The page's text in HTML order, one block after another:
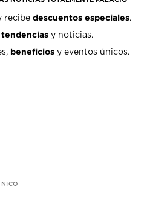
recibedescuentos especiales.
tendencias y noticias.
beneficios y eventos únicos.